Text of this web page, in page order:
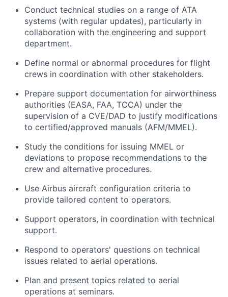
Conduct technical studies on a range of ATA
systems (with regular updates), particularly in
collaboration with the engineering and support
department.
Define normal or abnormal procedures for flight
crews in coordination with other stakeholders.
Prepare support documentation for airworthiness
authorities (EASA, FAA, TCCA) under the
supervision of a CVE/DAD to justify modifications
to certified/approved manuals (AFM/MMEL).
Study the conditions for issuing MMEL or
deviations to propose recommendations to the
crew and alternative procedures.
Use Airbus aircraft configuration criteria to
provide tailored content to operators.
Support operators, in coordination with technical
support.
Respond to operators' questions on technical
issues related to aerial operations.
Plan and present topics related to aerial
operations at seminars.